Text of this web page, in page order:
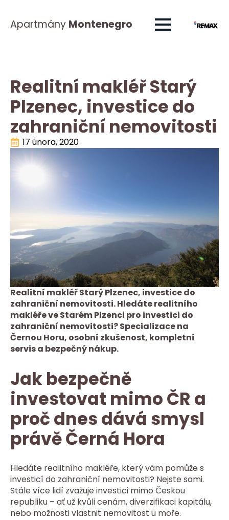
Apartmány Montenegro
Realitní makléř Starý
Plzenec, investice do
zahraniční nemovitosti
17 února, 2020
Realitní makléř Starý Plzenec, investice do
zahraniční nemovitosti. Hledáte realitního
makléře ve Starém Plzenci pro investici do
zahraniční nemovitosti? Specializace na
Černou Horu, osobní zkušenost, kompletní
servis a bezpečný nákup.
Jak bezpečně
investovat mimo ČR a
proč dnes dává smysl
právě Černá Hora
Hledáte realitního makléře, který vám pomůže s
investicí do zahraniční nemovitosti? Nejste sami.
Stále více lidí zvažuje investici mimo Českou
republiku – ať už kvůli cenám, diverzifikaci kapitálu,
nebo možnosti vlastnit nemovitost u moře.